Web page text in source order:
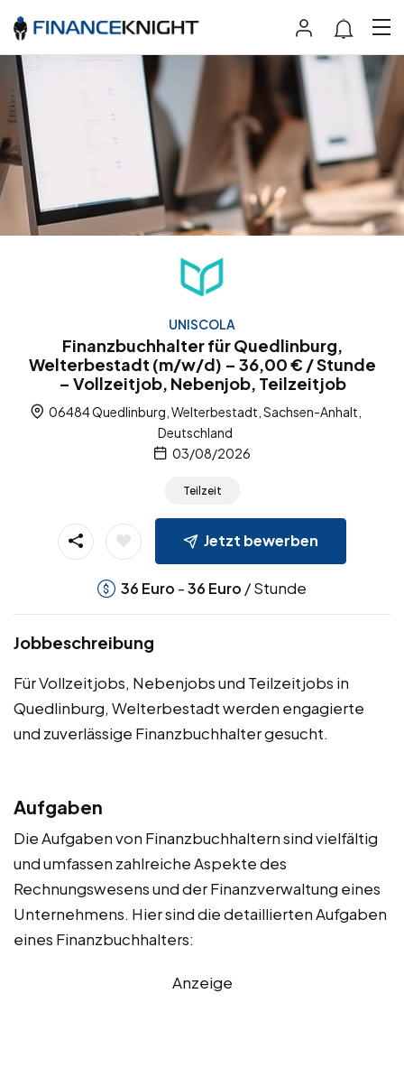
UNISCOLA
Finanzbuchhalter für Quedlinburg,
Welterbestadt (m/w/d) – 36,00 € / Stunde
– Vollzeitjob, Nebenjob, Teilzeitjob
06484 Quedlinburg, Welterbestadt, Sachsen-Anhalt,
Deutschland
03/08/2026
Teilzeit
Jetzt bewerben
36 Euro -36 Euro / Stunde
Jobbeschreibung
Für Vollzeitjobs, Nebenjobs und Teilzeitjobs in
Quedlinburg, Welterbestadt werden engagierte
und zuverlässige Finanzbuchhalter gesucht.
Aufgaben
Die Aufgaben von Finanzbuchhaltern sind vielfältig
und umfassen zahlreiche Aspekte des
Rechnungswesens und der Finanzverwaltung eines
Unternehmens. Hier sind die detaillierten Aufgaben
eines Finanzbuchhalters:
Anzeige